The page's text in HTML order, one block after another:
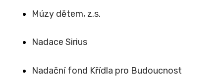
Múzy dětem, z.s.
Nadace Sirius
Nadační fond Křídla pro Budoucnost